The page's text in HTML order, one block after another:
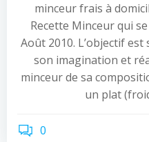
minceur frais à
Recette Minceur qui
Août 2010. L’objectif
son imagination et
minceur de sa
un plat
0